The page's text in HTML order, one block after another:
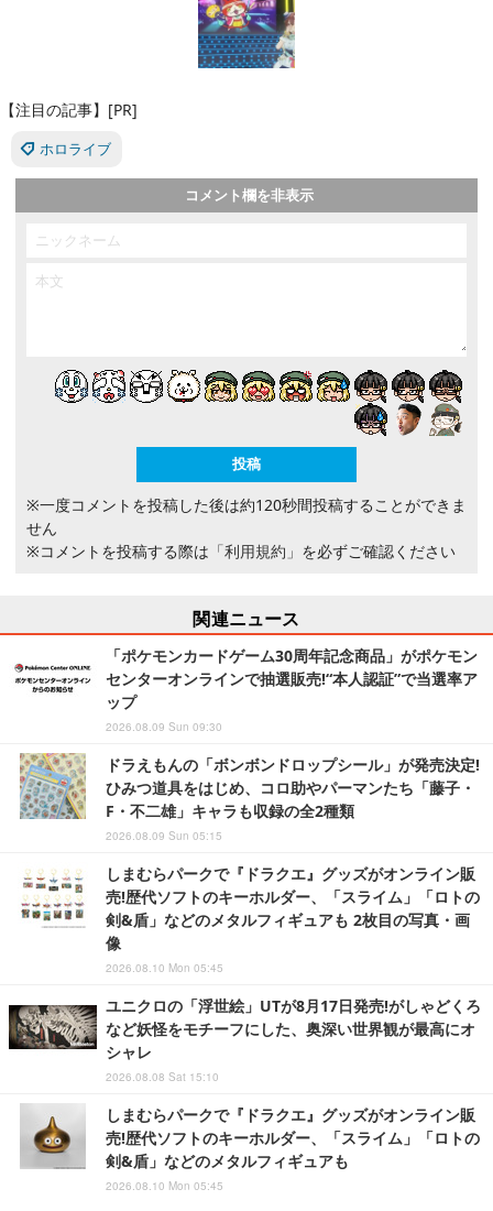
【注目の記事】[PR]
ホロライブ
コメント欄を非表示
※一度コメントを投稿した後は約120秒間投稿することができま
せん
※コメントを投稿する際は 「利用規約」 を必ずご確認ください
関連ニュース
「ポケモンカードゲーム30周年記念商品」がポケモン
センターオンラインで抽選販売!“本人認証”で当選率ア
ップ
2026.08.09 Sun 09:30
ドラえもんの「ボンボンドロップシール」が発売決定!
ひみつ道具をはじめ、コロ助やパーマンたち「藤子・
F・不二雄」キャラも収録の全2種類
2026.08.09 Sun 05:15
しまむらパークで『ドラクエ』グッズがオンライン販
売!歴代ソフトのキーホルダー、「スライム」「ロトの
剣&盾」などのメタルフィギュアも 2枚目の写真・画
像
2026.08.10 Mon 05:45
ユニクロの「浮世絵」UTが8月17日発売!がしゃどくろ
など妖怪をモチーフにした、奥深い世界観が最高にオ
シャレ
2026.08.08 Sat 15:10
しまむらパークで『ドラクエ』グッズがオンライン販
売!歴代ソフトのキーホルダー、「スライム」「ロトの
剣&盾」などのメタルフィギュアも
2026.08.10 Mon 05:45